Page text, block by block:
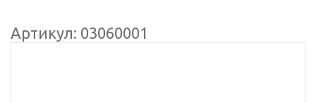
Артикул: 03060001